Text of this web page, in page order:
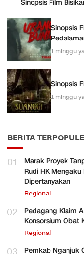
Sinopsis Film
Sinopsis
1 minggu
Sinopsis
1 minggu
BERITA
01
Marak Proyek
Rudi HK Mengaku
Dipertanyakan
Regional
02
Pedagang Klaim
Konsorsium Obat
Regional
Pemkab Nganjuk